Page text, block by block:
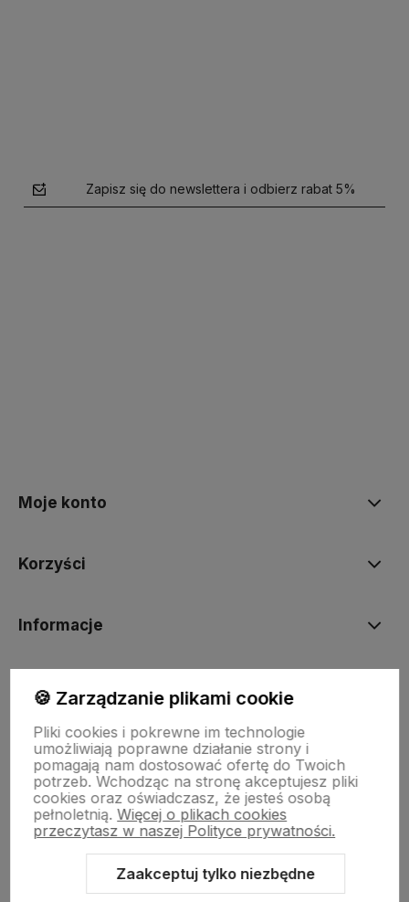
Zapisz się do newslettera i odbierz rabat 5%
Moje konto
Korzyści
Informacje
BORN2VAPE.PL
Born To Vape|| Różana 2, 21-025 Niemce woj. lubelskie
NIP: 7141861133 || E:kontakt@born2vape.plT:665 744 477
by szoperski.pl
🍪 Zarządzanie plikami cookie
Pliki cookies i pokrewne im technologie
umożliwiają poprawne działanie strony i
pomagają nam dostosować ofertę do Twoich
potrzeb. Wchodząc na stronę akceptujesz pliki
cookies oraz oświadczasz, że jesteś osobą
pełnoletnią. Więcej o plikach cookies
przeczytasz w naszej Polityce prywatności.
Zaakceptuj tylko niezbędne